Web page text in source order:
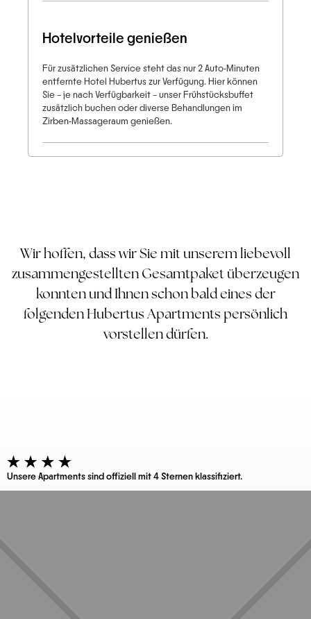
Hotelvorteile genießen
Für zusätzlichen Service steht das nur 2 Auto-Minuten
entfernte Hotel Hubertus zur Verfügung. Hier können
Sie – je nach Verfügbarkeit – unser Frühstücksbuffet
zusätzlich buchen oder diverse Behandlungen im
Zirben-Massageraum genießen.
Wir hoffen, dass wir Sie mit unserem liebevoll
zusammengestellten Gesamtpaket überzeugen
konnten und Ihnen schon bald eines der
folgenden Hubertus Apartments persönlich
vorstellen dürfen.
Unsere Apartments sind offiziell mit 4 Sternen klassifiziert.